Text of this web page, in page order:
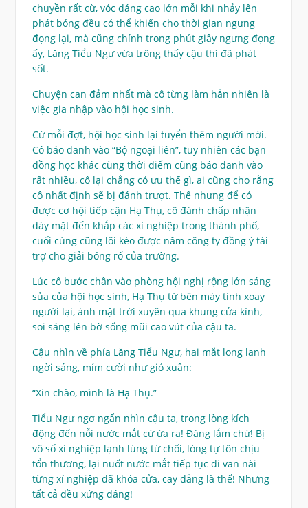
chuyền rất cừ, vóc dáng cao lớn mỗi khi nhảy lên
phát bóng đều có thể khiến cho thời gian ngưng
đọng lại, mà cũng chính trong phút giây ngưng đọng
ấy, Lăng Tiểu Ngư vừa trông thấy cậu thì đã phát
sốt.
Chuyện can đảm nhất mà cô từng làm hẳn nhiên là
việc gia nhập vào hội học sinh.
Cứ mỗi đợt, hội học sinh lại tuyển thêm người mới.
Cô báo danh vào “Bộ ngoại liên”, tuy nhiên các bạn
đồng học khác cùng thời điểm cũng báo danh vào
rất nhiều, cô lại chẳng có ưu thế gì, ai cũng cho rằng
cô nhất định sẽ bị đánh trượt. Thế nhưng để có
được cơ hội tiếp cận Hạ Thụ, cô đành chấp nhận
dày mặt đến khắp các xí nghiệp trong thành phố,
cuối cùng cũng lôi kéo được năm công ty đồng ý tài
trợ cho giải bóng rổ của trường.
Lúc cô bước chân vào phòng hội nghị rộng lớn sáng
sủa của hội học sinh, Hạ Thụ từ bên máy tính xoay
người lại, ánh mặt trời xuyên qua khung cửa kính,
soi sáng lên bờ sống mũi cao vút của cậu ta.
Cậu nhìn về phía Lăng Tiểu Ngư, hai mắt long lanh
ngời sáng, mỉm cười như gió xuân:
“Xin chào, mình là Hạ Thụ.”
Tiểu Ngư ngơ ngẩn nhìn cậu ta, trong lòng kích
động đến nỗi nước mắt cứ ứa ra! Đáng lắm chứ! Bị
vô số xí nghiệp lạnh lùng từ chối, lòng tự tôn chịu
tổn thương, lại nuốt nước mắt tiếp tục đi van nài
từng xí nghiệp đã khóa cửa, cay đắng là thế! Nhưng
tất cả đều xứng đáng!